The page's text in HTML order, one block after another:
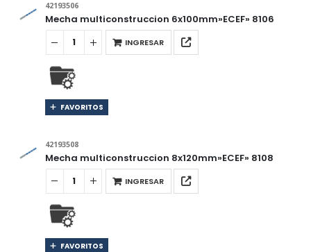
42193506
Mecha multiconstruccion 6x100mm»ECEF» 8106
INGRESAR
FAVORITOS
42193508
Mecha multiconstruccion 8x120mm»ECEF» 8108
INGRESAR
FAVORITOS